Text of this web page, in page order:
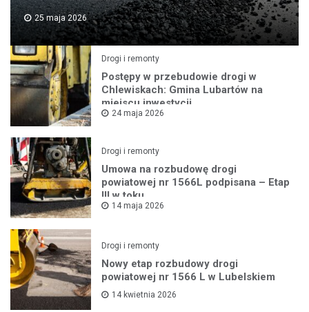
25 maja 2026
Drogi i remonty
Postępy w przebudowie drogi w
Chlewiskach: Gmina Lubartów na
miejscu inwestycji
24 maja 2026
Drogi i remonty
Umowa na rozbudowę drogi
powiatowej nr 1566L podpisana – Etap
III w toku
14 maja 2026
Drogi i remonty
Nowy etap rozbudowy drogi
powiatowej nr 1566 L w Lubelskiem
14 kwietnia 2026